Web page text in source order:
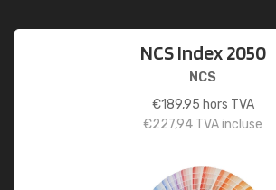
NCS Index 2050
NCS
€189,95 hors TVA
€227,94 TVA incluse